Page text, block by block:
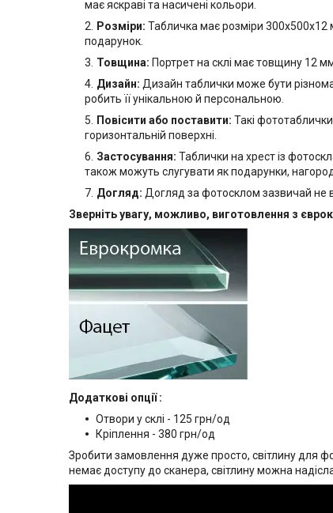
має яскраві та насичені кольори.
Розміри: Табличка має розміри 300х500х12
подарунок.
Товщина: Портрет на склі має товщину 12
Дизайн: Дизайн таблички може бути
робить її унікальною й персональною.
Повісити або поставити: Такі
горизонтальній поверхні.
Застосування: Таблички на хрест із
також можуть слугувати як подарунки,
Догляд: Догляд за фотосклом зазвичай не
Зверніть увагу, можливо, виготовлення з
Додаткові опції :
Отвори у склі - 125 грн/од
Кріплення - 380 грн/од
Зробити замовлення дуже просто, світлину для
немає доступу до сканера, світлину можна